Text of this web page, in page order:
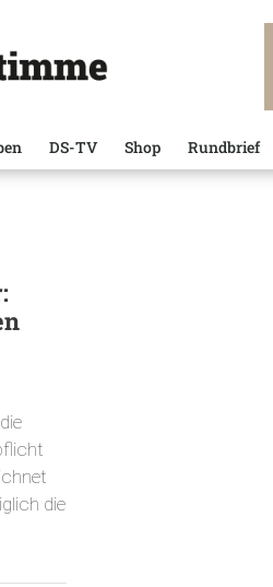
DS-TV Shop Rundbrief
die